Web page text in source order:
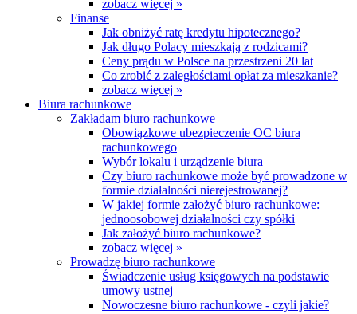
zobacz więcej »
Finanse
Jak obniżyć ratę kredytu hipotecznego?
Jak długo Polacy mieszkają z rodzicami?
Ceny prądu w Polsce na przestrzeni 20 lat
Co zrobić z zaległościami opłat za mieszkanie?
zobacz więcej »
Biura rachunkowe
Zakładam biuro rachunkowe
Obowiązkowe ubezpieczenie OC biura
rachunkowego
Wybór lokalu i urządzenie biura
Czy biuro rachunkowe może być prowadzone w
formie działalności nierejestrowanej?
W jakiej formie założyć biuro rachunkowe:
jednoosobowej działalności czy spółki
Jak założyć biuro rachunkowe?
zobacz więcej »
Prowadzę biuro rachunkowe
Świadczenie usług księgowych na podstawie
umowy ustnej
Nowoczesne biuro rachunkowe - czyli jakie?